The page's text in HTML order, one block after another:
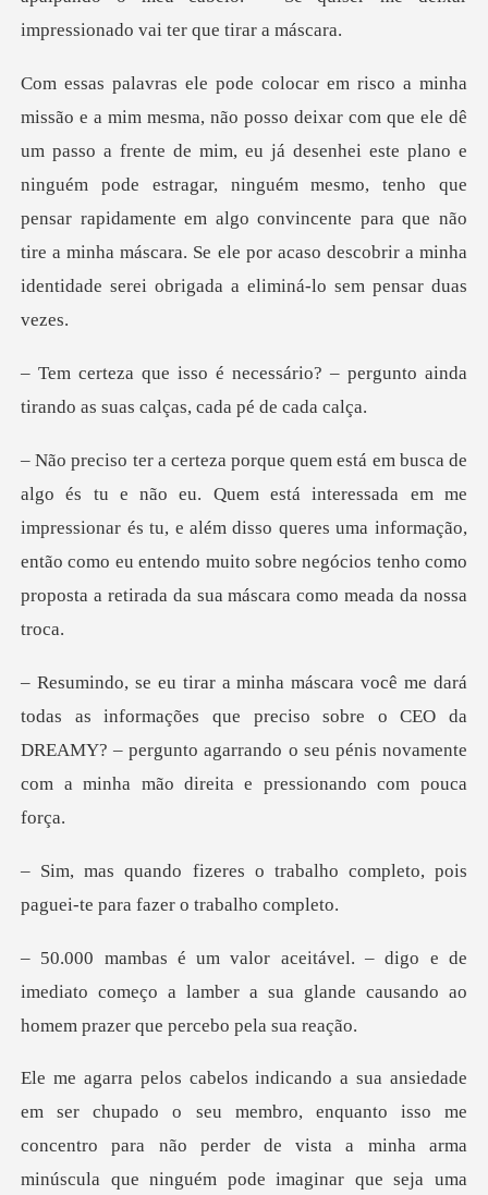
e mim, eu já desenhei este plano e
ninguém pode estragar, ninguém mesmo, tenho que
pensar rapidamente em algo convincente para
io? – pergunto ainda
tirando as s
ressada em me
impressionar és tu, e além disso queres uma informação,
então como eu entendo
ações que preciso sobre o CEO da
DREAMY? – pergunto agarrando o seu p
balho completo, pois
paguei-te
de
imediato começo a lamber a sua glande causan
membro, enquanto isso me
concentro para não perder de vista a minha arma